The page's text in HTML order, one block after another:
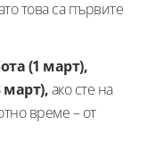
това са първите
(1 март),
март),ако сте на
време – от